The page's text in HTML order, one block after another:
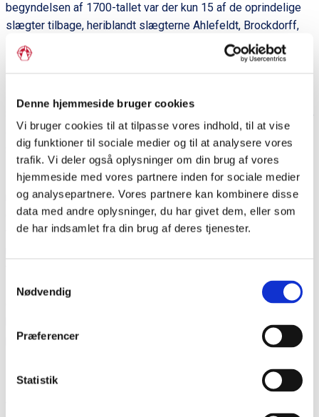
Denne hjemmeside bruger cookies
Vi bruger cookies til at tilpasse vores indhold, til at vise
dig funktioner til sociale medier og til at analysere vores
trafik. Vi deler også oplysninger om din brug af vores
hjemmeside med vores partnere inden for sociale medier
og analysepartnere. Vores partnere kan kombinere disse
data med andre oplysninger, du har givet dem, eller som
de har indsamlet fra din brug af deres tjenester.
Nødvendig
Præferencer
Statistik
begyndelsen af 1700-tallet var der kun 15 af de oprindelige
slægter tilbage, heriblandt slægterne Ahlefeldt, Brockdorff,
Rantzau og Reventlow. Disse slægter blev betegnet som
Orginarii
, dvs. de oprindelige. Dertil kom fra begyndelsen af
optaget i ridderskabet, efter at dens medlemmer havde boet i
Slesvig-Holsten i tre generationer (som regel ca. 60 år). Disse
omfatter slægter som Bernstorff, Bülow, Schack, Scheel og
Schimmelmann.
Fra 1778 havde ridderskabet direkte adkomst til at
repræsentere sin interesser over for den danske krone, og
dets medlemmer søgte at bevare ridderskabets
forrettigheder over for de andre stænder. Men ridderskabet
1830’erne opnåede ridderskabet dog særlig repræsentation i
de nyoprettede stænderforsamlinger, men mistede i den
kommende tid store dele af sin politiske indflydelse, en
proces, der blev afsluttet i 1867, da Slesvig-Holsten blev
I dag eksisterer ridderskabet som sammenslutning som